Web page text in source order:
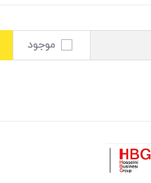
موجود